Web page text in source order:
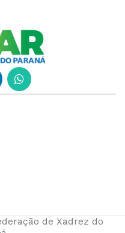
de Xadrez do